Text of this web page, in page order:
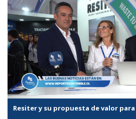
Resiter y su propuesta de valor